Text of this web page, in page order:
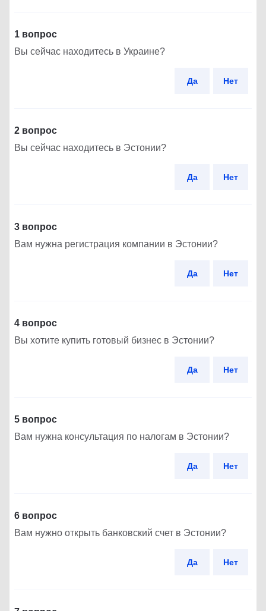
1 вопрос
Вы сейчас находитесь в Украине?
Да Нет
2 вопрос
Вы сейчас находитесь в Эстонии?
Да Нет
3 вопрос
Вам нужна регистрация компании в Эстонии?
Да Нет
4 вопрос
Вы хотите купить готовый бизнес в Эстонии?
Да Нет
5 вопрос
Вам нужна консультация по налогам в Эстонии?
Да Нет
6 вопрос
Вам нужно открыть банковский счет в Эстонии?
Да Нет